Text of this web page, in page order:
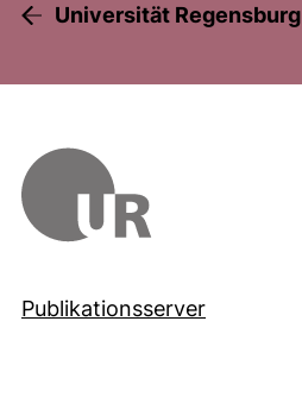
Universität Regensburg
Publikationsserver